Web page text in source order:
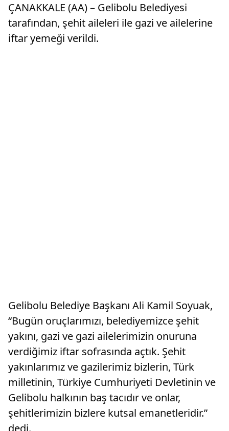
ÇANAKKALE (AA) – Gelibolu Belediyesi
tarafından, şehit aileleri ile gazi ve ailelerine
iftar yemeği verildi.
Gelibolu Belediye Başkanı Ali Kamil Soyuak,
“Bugün oruçlarımızı, belediyemizce şehit
yakını, gazi ve gazi ailelerimizin onuruna
verdiğimiz iftar sofrasında açtık. Şehit
yakınlarımız ve gazilerimiz bizlerin, Türk
milletinin, Türkiye Cumhuriyeti Devletinin ve
Gelibolu halkının baş tacıdır ve onlar,
şehitlerimizin bizlere kutsal emanetleridir.”
dedi.